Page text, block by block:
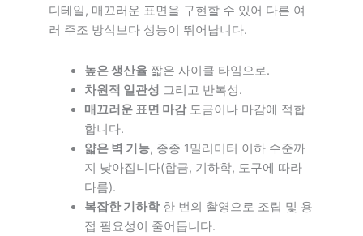
디테일, 매끄러운 표면을 구현할 수 있어 다른 여
러 주조 방식보다 성능이 뛰어납니다.
높은 생산율짧은 사이클 타임으로.
차원적 일관성 그리고 반복성.
매끄러운 표면 마감도금이나 마감에 적합
합니다.
얇은 벽 기능, 종종 1밀리미터 이하 수준까
지 낮아집니다(합금, 기하학, 도구에 따라
다름).
복잡한 기하학한 번의 촬영으로 조립 및 용
접 필요성이 줄어듭니다.